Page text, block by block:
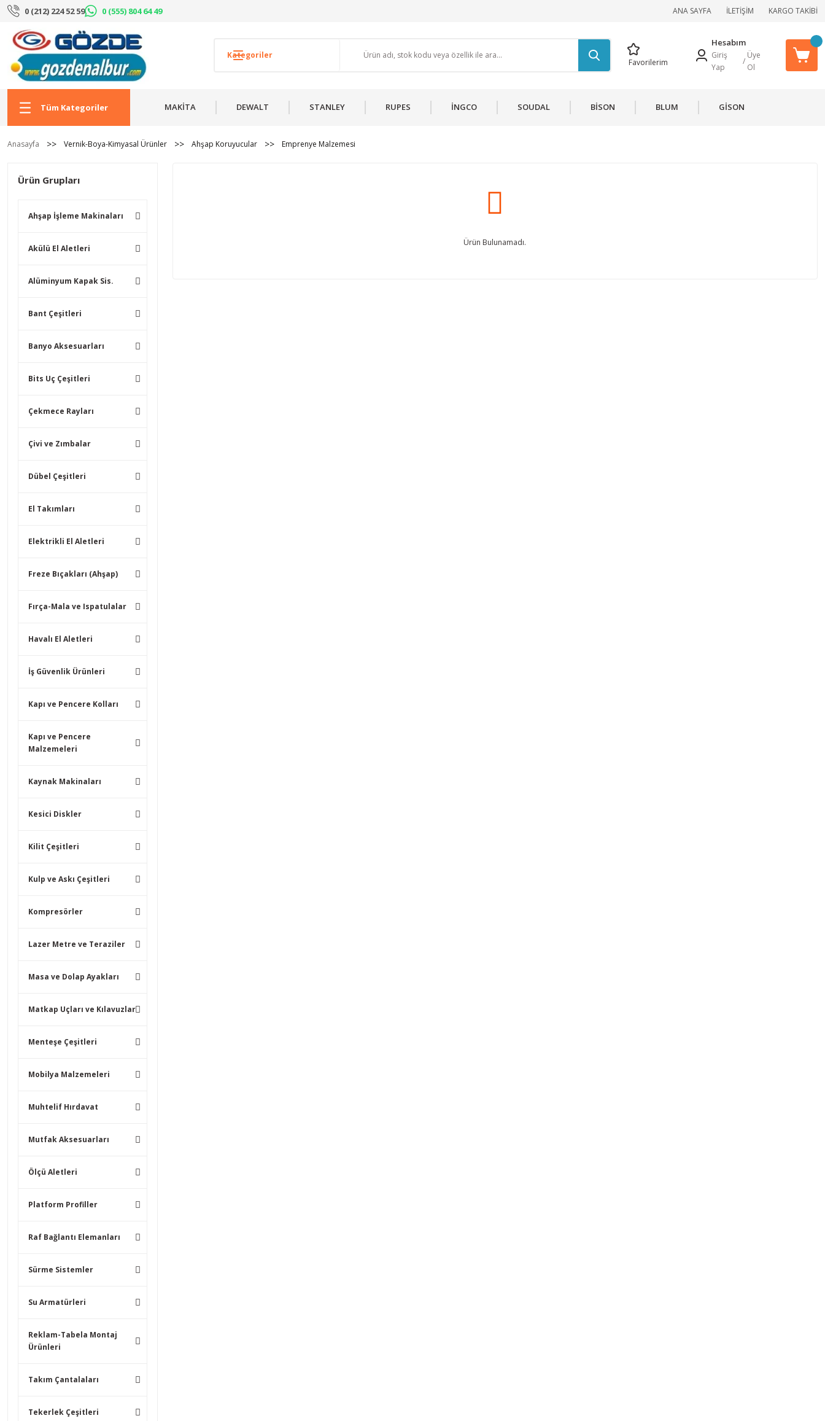
0 (212) 224 52 59 0 (555) 804 64 49 ANA SAYFA İLETİŞİM KARGO TAKİBİ
Favorilerim
Hesabım
Giriş
Yap
/
Üye
Ol
Tüm Kategoriler MAKİTA DEWALT STANLEY RUPES İNGCO SOUDAL BİSON BLUM GİSON
Anasayfa Vernik-Boya-Kimyasal Ürünler Ahşap Koruyucular Emprenye Malzemesi
Ürün Grupları
Ahşap İşleme Makinaları
Akülü El Aletleri
Alüminyum Kapak Sis.
Bant Çeşitleri
Banyo Aksesuarları
Bits Uç Çeşitleri
Çekmece Rayları
Çivi ve Zımbalar
Dübel Çeşitleri
El Takımları
Elektrikli El Aletleri
Freze Bıçakları (Ahşap)
Fırça-Mala ve Ispatulalar
Havalı El Aletleri
İş Güvenlik Ürünleri
Kapı ve Pencere Kolları
Kapı ve Pencere
Malzemeleri
Kaynak Makinaları
Kesici Diskler
Kilit Çeşitleri
Kulp ve Askı Çeşitleri
Kompresörler
Lazer Metre ve Teraziler
Masa ve Dolap Ayakları
Matkap Uçları ve Kılavuzlar
Menteşe Çeşitleri
Mobilya Malzemeleri
Muhtelif Hırdavat
Mutfak Aksesuarları
Ölçü Aletleri
Platform Profiller
Raf Bağlantı Elemanları
Sürme Sistemler
Su Armatürleri
Reklam-Tabela Montaj
Ürünleri
Takım Çantalaları
Tekerlek Çeşitleri
Ürün Bulunamadı.